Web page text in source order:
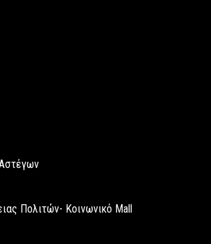
Πολιτών- Κοινωνικό Mall